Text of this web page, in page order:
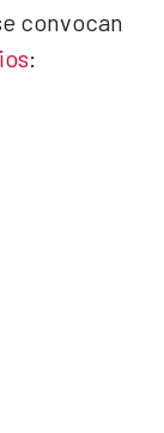
convocan
: